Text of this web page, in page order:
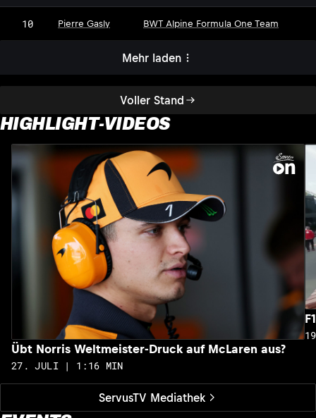
Voller Stand
10 Pierre Gasly BWT Alpine Formula One Team
Mehr laden
HIGHLIGHT-VIDEOS
ServusTV Mediathek
Übt Norris Weltmeister-Druck auf McLaren aus?
27. JULI | 1:16 MIN